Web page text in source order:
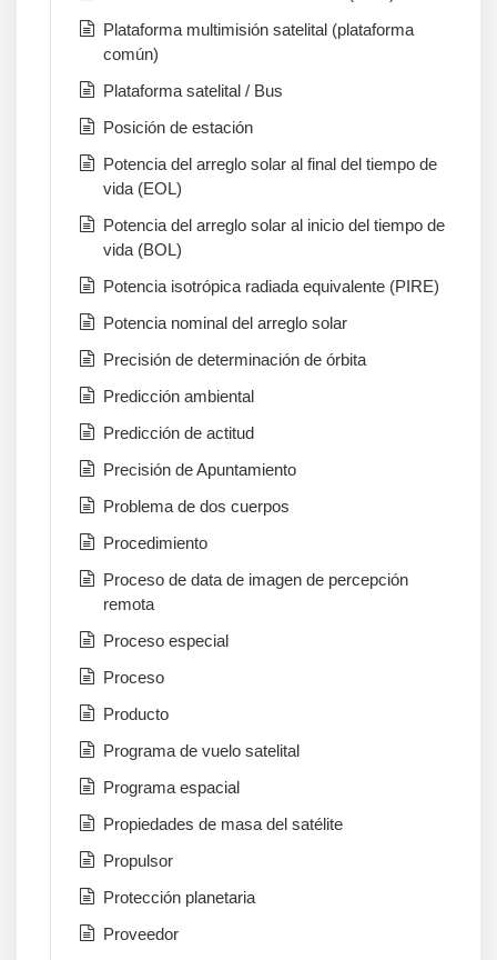
Plataforma multimisión satelital (plataforma
común)
Plataforma satelital / Bus
Posición de estación
Potencia del arreglo solar al final del tiempo de
vida (EOL)
Potencia del arreglo solar al inicio del tiempo de
vida (BOL)
Potencia isotrópica radiada equivalente (PIRE)
Potencia nominal del arreglo solar
Precisión de determinación de órbita
Predicción ambiental
Predicción de actitud
Precisión de Apuntamiento
Problema de dos cuerpos
Procedimiento
Proceso de data de imagen de percepción
remota
Proceso especial
Proceso
Producto
Programa de vuelo satelital
Programa espacial
Propiedades de masa del satélite
Propulsor
Protección planetaria
Proveedor